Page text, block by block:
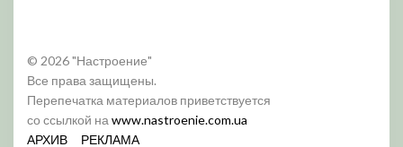
© 2026 "Настроение"
Все права защищены.
Перепечатка материалов приветствуется
со ссылкой на www.nastroenie.com.ua
АРХИВ
РЕКЛАМА